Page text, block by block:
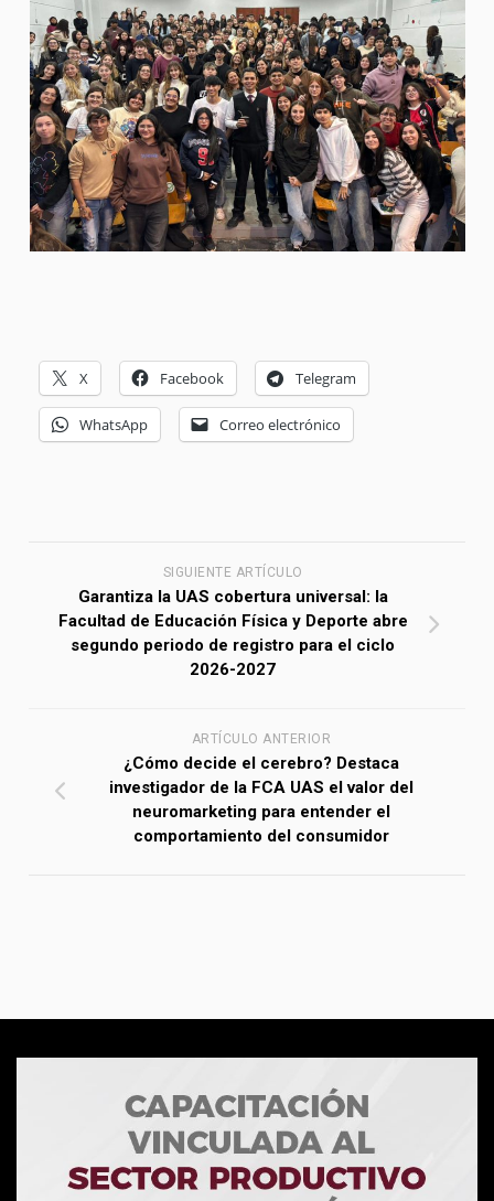
X Facebook Telegram
WhatsApp Correo electrónico
SIGUIENTE ARTÍCULO
Garantiza la UAS cobertura universal: la
Facultad de Educación Física y Deporte abre
segundo periodo de registro para el ciclo
2026-2027
ARTÍCULO ANTERIOR
¿Cómo decide el cerebro? Destaca
investigador de la FCA UAS el valor del
neuromarketing para entender el
comportamiento del consumidor